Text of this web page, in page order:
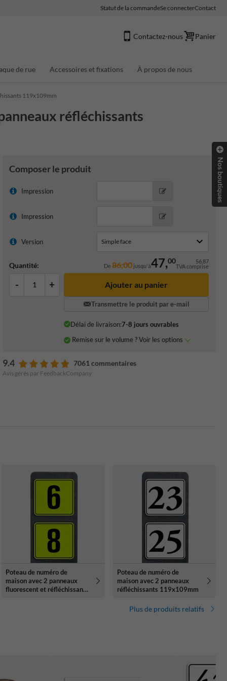
Statut de la commandeSe connecterContact
Contactez-nous Panier
de rue Accessoires et fixations À propos de nous
119x109mm
réfléchissants
Composer le produit
Impression
Impression
Version
Quantité: De86,00 jusqu'à47,00 56,87
TVA comprise
- + Ajouter au panier
Transmettre le produit par e-mail
Délai de livraison:7-8 jours ouvrables
Remise sur le volume ? Voir les options
9.4 7061 commentaires
Avis gérés par FeedbackCompany
Poteau de numéro de
maison avec 2 panneaux
fluorescent et réfléchissant -
Poteau de numéro de
maison avec 2 panneaux
réfléchissants 119x109mm
Plus de produits relatifs
Nos boutiques